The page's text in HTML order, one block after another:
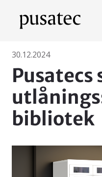
30.12.2024
Pusatecs
bibliotek